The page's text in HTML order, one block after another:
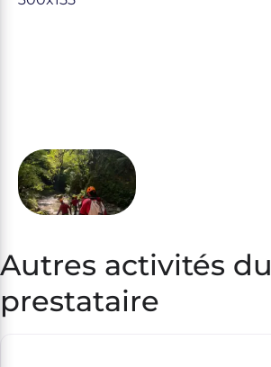
Autres activités du
prestataire